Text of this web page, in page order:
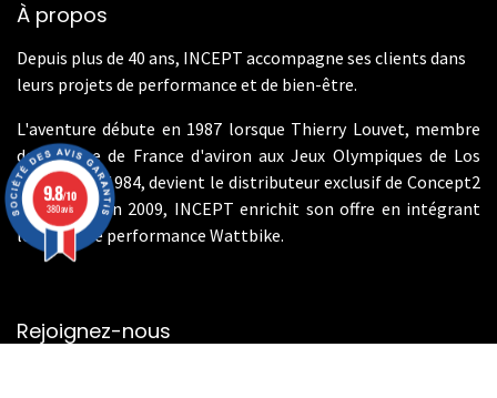
À propos
Depuis plus de 40 ans, INCEPT accompagne ses clients dans
leurs projets de performance et de bien-être.
L'aventure débute en 1987 lorsque Thierry Louvet, membre
de l'équipe de France d'aviron aux Jeux Olympiques de Los
Angeles en 1984, devient le distributeur exclusif de Concept2
en France. En 2009, INCEPT enrichit son offre en intégrant
les vélos de performance Wattbike.
Rejoignez-nous
9.8/10
380 avis